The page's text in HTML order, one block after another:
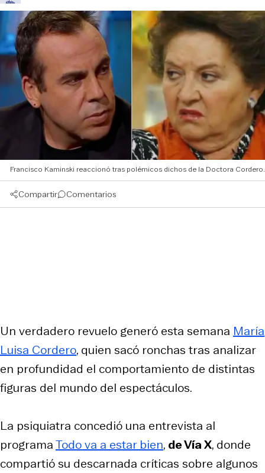
Francisco Kaminski reaccionó tras polémicos dichos de la Doctora Cordero.
Compartir Comentarios
Un verdadero revuelo generó esta semana María
Luisa Cordero, quien sacó ronchas tras analizar
en profundidad el comportamiento de distintas
figuras del mundo del espectáculos.
La psiquiatra concedió una entrevista al
programaTodo va a estar bien, de Vía X, donde
compartió su descarnada críticas sobre algunos